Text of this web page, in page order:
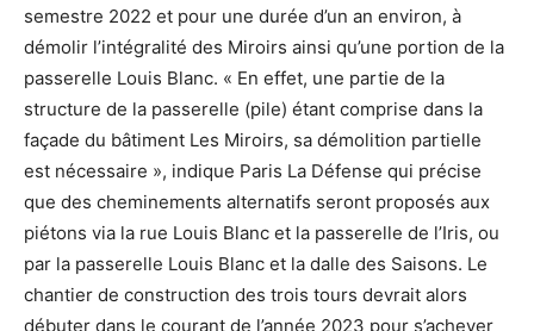
semestre 2022 et pour une durée d’un an environ, à
démolir l’intégralité des Miroirs ainsi qu’une portion de la
passerelle Louis Blanc. « En effet, une partie de la
structure de la passerelle (pile) étant comprise dans la
façade du bâtiment Les Miroirs, sa démolition partielle
est nécessaire », indique Paris La Défense qui précise
que des cheminements alternatifs seront proposés aux
piétons via la rue Louis Blanc et la passerelle de l’Iris, ou
par la passerelle Louis Blanc et la dalle des Saisons. Le
chantier de construction des trois tours devrait alors
débuter dans le courant de l’année 2023 pour s’achever